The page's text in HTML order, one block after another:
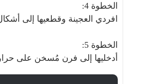
الخطوة 4:
افردي العجينة وقطعيها إلى
الخطوة 5:
أدخليها إلى فرن مُسخن على حرارة 180 درجة مئوية واتركيها تخبز لمدة 15-20